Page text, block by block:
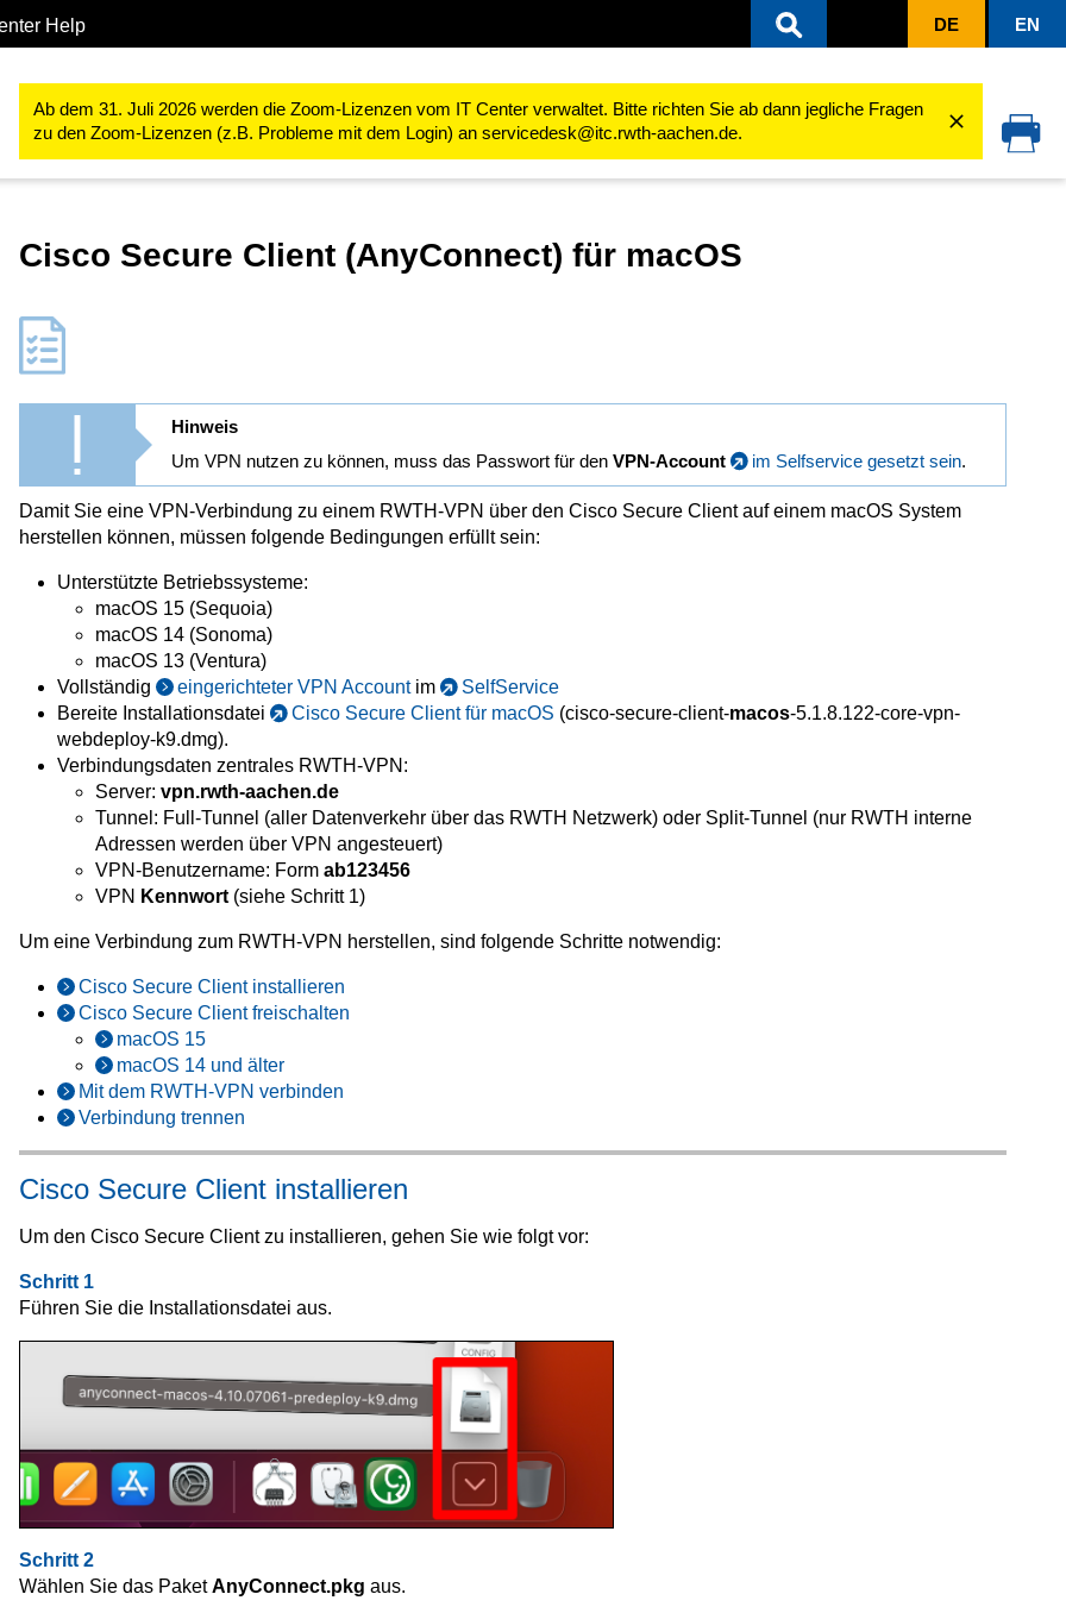
Help DE EN
Ab dem 31. Juli 2026 werden die Zoom-Lizenzen vom IT Center verwaltet. Bitte richten Sie ab dann jegliche Fragen
zu den Zoom-Lizenzen (z.B. Probleme mit dem Login) an servicedesk@itc.rwth-aachen.de.
IT-Basis-Infrastruktur Netzdienste VPN (Virtual Private Network) VPN mit Cisco Secure Client (AnyConnect) nutzen
Cisco Secure Client (AnyConnect) für macOS
Hinweis
Um VPN nutzen zu können, muss das Passwort für den VPN-Account im Selfservice gesetzt sein.
Damit Sie eine VPN-Verbindung zu einem RWTH-VPN über den Cisco Secure Client auf einem macOS System
herstellen können, müssen folgende Bedingungen erfüllt sein:
Unterstützte Betriebssysteme:
macOS 15 (Sequoia)
macOS 14 (Sonoma)
macOS 13 (Ventura)
Vollständig
eingerichteter VPN Account im
SelfService
Bereite Installationsdatei
Cisco Secure Client für macOS (cisco-secure-client-macos-5.1.8.122-core-vpn-
webdeploy-k9.dmg).
Verbindungsdaten zentrales RWTH-VPN:
Server: vpn.rwth-aachen.de
Tunnel: Full-Tunnel (aller Datenverkehr über das RWTH Netzwerk) oder Split-Tunnel (nur RWTH interne
Adressen werden über VPN angesteuert)
VPN-Benutzername: Form ab123456
VPN Kennwort (siehe Schritt 1)
Um eine Verbindung zum RWTH-VPN herstellen, sind folgende Schritte notwendig:
Cisco Secure Client installieren
Cisco Secure Client freischalten
macOS 15
macOS 14 und älter
Mit dem RWTH-VPN verbinden
Verbindung trennen
Cisco Secure Client installieren
Um den Cisco Secure Client zu installieren, gehen Sie wie folgt vor:
Schritt 1
Führen Sie die Installationsdatei aus.
Schritt 2
Wählen Sie das PaketAnyConnect.pkg aus.